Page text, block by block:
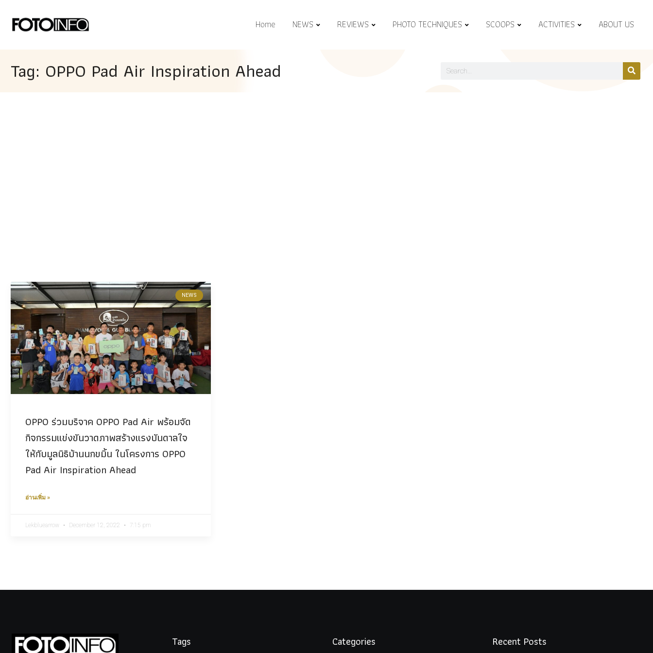
Home NEWS REVIEWS PHOTO TECHNIQUES SCOOPS ACTIVITIES ABOUT US
Tag: OPPO Pad Air Inspiration Ahead
NEWS
OPPO ร่วมบริจาค OPPO Pad Air พร้อมจัด
กิจกรรมแข่งขันวาดภาพสร้างแรงบันดาลใจ
ให้กับมูลนิธิบ้านนกขมิ้น ในโครงการ OPPO
Pad Air Inspiration Ahead
อ่านเพิ่ม »
Lekbluearrow December 12, 2022 7:15 pm
Tags Categories Recent Posts